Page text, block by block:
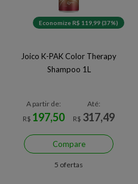
Economize R$ 119,99 (37%)
Joico K-PAK Color Therapy
Shampoo 1L
A partir de:
R$ 197,50
Até:
R$ 317,49
Compare
5 ofertas